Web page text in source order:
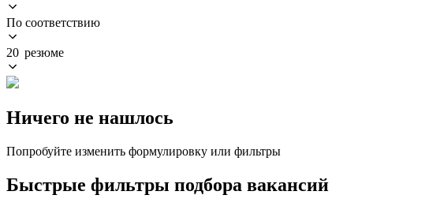
По соответствию
20 резюме
Ничего не нашлось
Попробуйте изменить формулировку или фильтры
Быстрые фильтры подбора вакансий